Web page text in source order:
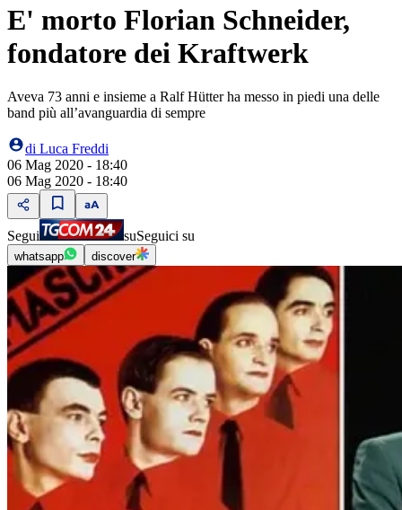
E' morto Florian Schneider,
fondatore dei Kraftwerk
Aveva 73 anni e insieme a Ralf Hütter ha messo in piedi una delle
band più all’avanguardia di sempre
di Luca Freddi
06 Mag 2020 - 18:40
06 Mag 2020 - 18:40
Segui suSeguici su
whatsapp discover